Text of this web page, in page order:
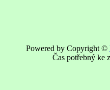
Powered by Copyright ©
Čas potřebný ke